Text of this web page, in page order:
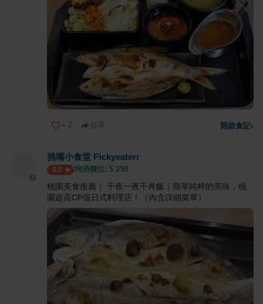
+ 2 分享 開啟食記›
挑嘴小食堂 Pickyeaterr
4.0 均消價位: $ 250
桃園美食推薦｜ 千夜一夜干丼飯｜簡單純粹的美味，桃
園超高CP值日式料理店！（內含詳細菜單）